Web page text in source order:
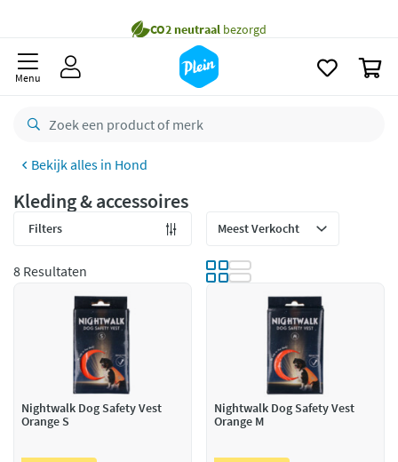
besteld,
Gratisretourneren
Betaal met Klarna
Menu
Hond
Kleding & accessoires
Filters
8 Resultaten
Nightwalk Dog Safety Vest
Orange S
Nightwalk Dog Safety Vest
Orange M